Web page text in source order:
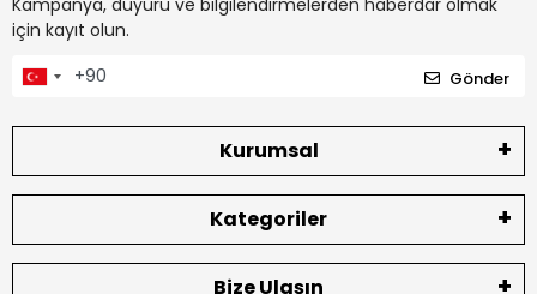
için kayıt olun.
Gönder
Kurumsal
Kategoriler
Bize Ulaşın